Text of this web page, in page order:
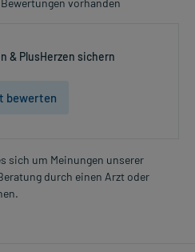
vorhanden
& PlusHerzen sichern
bewerten
sich um Meinungen unserer
durch einen Arzt oder